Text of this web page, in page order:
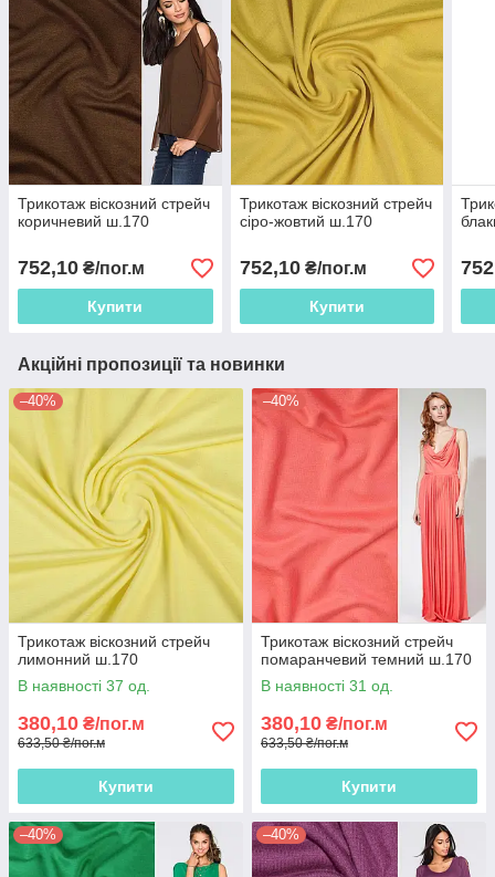
Трикотаж віскозний стрейч
коричневий ш.170
752,10 ₴/пог.м
Купити
Трикотаж віскозний стрейч
сіро-жовтий ш.170
752,10₴/пог.м
Купити
Акційні пропозиції та новинки
–40%
Трикотаж віскозний стрейч
лимонний ш.170
В наявності 37 од.
380,10 ₴/пог.м
633,50 ₴/пог.м
Купити
–40%
Трикотаж віскозний стрейч
помаранчевий темний ш.170
В наявності 31 од.
380,10 ₴/пог.м
633,50 ₴/пог.м
Купити
–40% –40%